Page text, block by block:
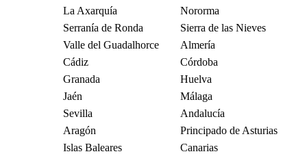
La Axarquía
Nororma
Serranía de Ronda
Sierra de las Nieves
Valle del Guadalhorce
Almería
Cádiz
Córdoba
Granada
Huelva
Jaén
Málaga
Sevilla
Andalucía
Aragón
Principado de Asturias
Islas Baleares
Canarias